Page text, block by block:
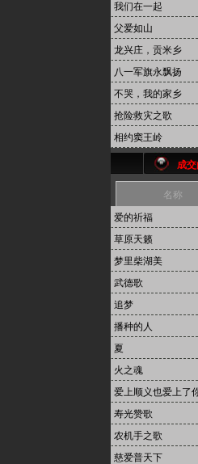
我们在一起
父爱如山
龙兴庄，贡米乡
八一军旗永飘扬
不哭，我的家乡
抢险救灾之歌
相约窦王岭
成
名称
爱的祈福
草原天籁
梦里柴湖美
武德歌
追梦
播种的人
夏
火之魂
爱上顺义也爱上了
寿光赞歌
农机手之歌
慈爱普天下